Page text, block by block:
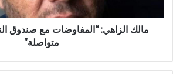
مالك الزاهي: “المفاوضات مع صندوق
متواصلة”